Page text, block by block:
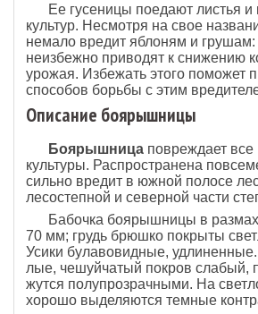
Ее гусеницы поедают листья
культур. Несмотря на свое
немало вредит яблоням и
неизбежно приводят к снижению
урожая. Избежать этого поможет
способов борьбы с этим
Описание боярышницы
Боярышницаповреждает все
культуры. Распространена
сильно вредит в южной полосе
лесостепной и северной части
Бабочка боярышницы в
70 мм; грудь брюшко покрыты
Уси­ки булавовидные,
лые, чешуйчатый покров слабый,
жутся полупрозрачными. На
хорошо выделяются темные